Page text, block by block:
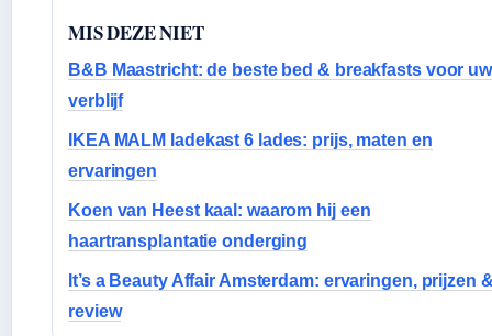
MIS DEZE NIET
B&B Maastricht: de beste bed & breakfasts voor uw
verblijf
IKEA MALM ladekast 6 lades: prijs, maten en
ervaringen
Koen van Heest kaal: waarom hij een
haartransplantatie onderging
It’s a Beauty Affair Amsterdam: ervaringen, prijzen
review